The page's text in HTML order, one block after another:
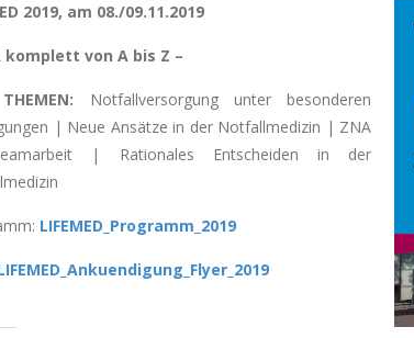
2019, am 08./09.11.2019
komplett von A bis Z –
Notfallversorgung unter besonderen
| Neue Ansätze in der Notfallmedizin | ZNA
| Rationales Entscheiden in der
LIFEMED_Programm_2019